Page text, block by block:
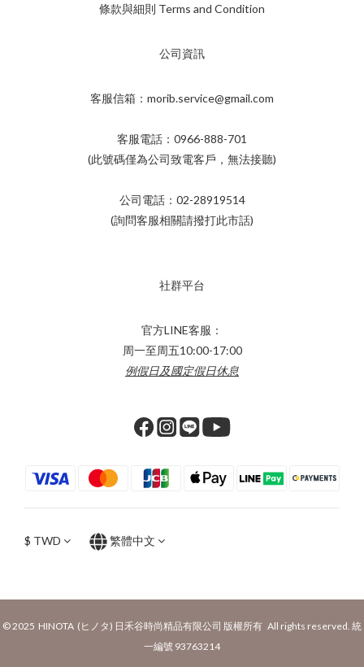
條款與細則 Terms and Condition
公司資訊
客服信箱：morib.service@gmail.com
客服電話：0966-888-701
(此號碼僅為公司致電客戶，無法接聽)
公司電話：02-28919514
(詢問客服相關請撥打此市話)
社群平台
官方LINE客服：
周一至周五10:00-17:00
例假日及國定假日休息
$ TWD 繁體中文
© 2025 HINOTA (ヒノタ) 日禾谷時尚精品有限公司 版權所有 All rights reserved. 統
一編號 93763214